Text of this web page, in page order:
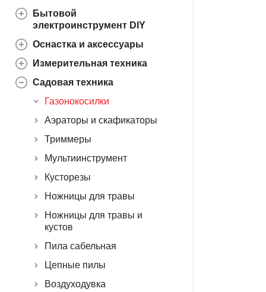
Бытовой
электроинструмент DIY
Оснастка и аксессуары
Измерительная техника
Садовая техника
Газонокосилки
Аэраторы и скафикаторы
Триммеры
Мультиинструмент
Кусторезы
Ножницы для травы
Ножницы для травы и
кустов
Пила сабельная
Цепные пилы
Воздуходувка